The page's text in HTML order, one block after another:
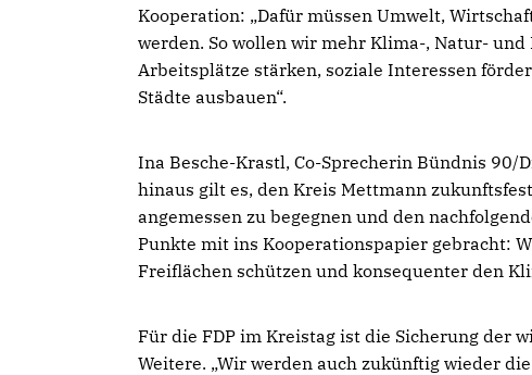
Kooperation: „Dafür müssen Umwelt,
werden. So wollen wir mehr Klima-, Natur-
Arbeitsplätze stärken, soziale Interessen
Städte ausbauen“.
Ina Besche-Krastl, Co-Sprecherin Bündnis 90/
hinaus gilt es, den Kreis Mettmann
angemessen zu begegnen und den
Punkte mit ins Kooperationspapier gebracht:
Freiflächen schützen und konsequenter den
Für die FDP im Kreistag ist die Sicherung der
Weitere. „Wir werden auch zukünftig wieder